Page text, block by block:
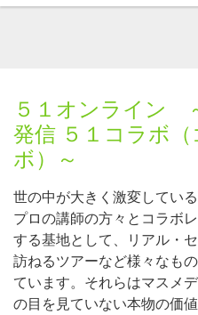
５１オンライン
発信 ５１コラボ
ボ）～
世の中が大きく激変してい
プロの講師の方々とコラボ
する基地として、リアル・
訪ねるツアーなど様々なも
ています。それらはマスメ
の目を見ていない本物の価